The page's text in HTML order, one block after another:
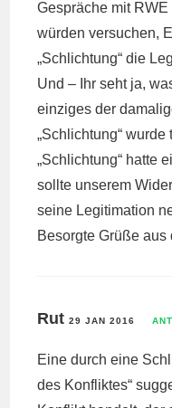
Gespräche mit
würden versuchen,
„Schlichtung“ die
Und – Ihr seht ja,
einziges der
„Schlichtung“
„Schlichtung“ hatte
sollte unserem
seine Legitimation
Besorgte Grüße aus
Rut29 JAN 2016
Eine durch eine
des Konfliktes“